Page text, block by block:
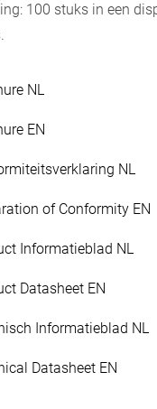
100 stuks in een
NL
EN
NL
of Conformity EN
Informatieblad NL
Datasheet EN
Informatieblad NL
Datasheet EN